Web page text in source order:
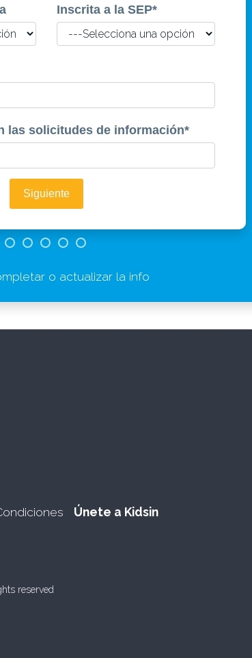
Inscrita a la SEP*
las solicitudes de información*
Siguiente
o actualizar la info
Únete a Kidsin
reserved